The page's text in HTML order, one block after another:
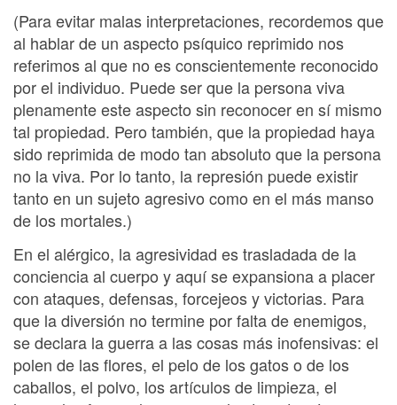
(Para evitar malas interpretaciones, recordemos que
al hablar de un aspecto psíquico reprimido nos
referimos al que no es conscientemente reconocido
por el individuo. Puede ser que la persona viva
plenamente este aspecto sin reconocer en sí mismo
tal propiedad. Pero también, que la propiedad haya
sido reprimida de modo tan absoluto que la persona
no la viva. Por lo tanto, la represión puede existir
tanto en un sujeto agresivo como en el más manso
de los mortales.)
En el alérgico, la agresividad es trasladada de la
conciencia al cuerpo y aquí se expansiona a placer
con ataques, defensas, forcejeos y victorias. Para
que la diversión no termine por falta de enemigos,
se declara la guerra a las cosas más inofensivas: el
polen de las flores, el pelo de los gatos o de los
caballos, el polvo, los artículos de limpieza, el